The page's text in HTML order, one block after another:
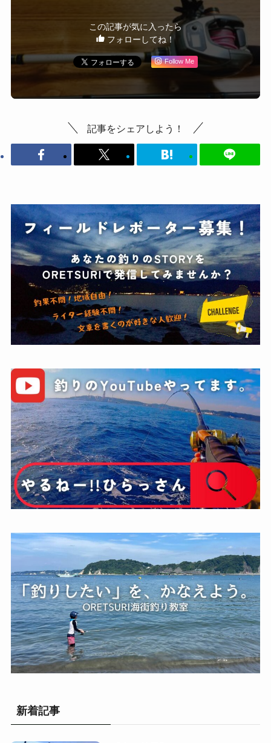
この記事が気に入ったら
フォローしてね！
Follow Me
記事をシェアしよう！
新着記事